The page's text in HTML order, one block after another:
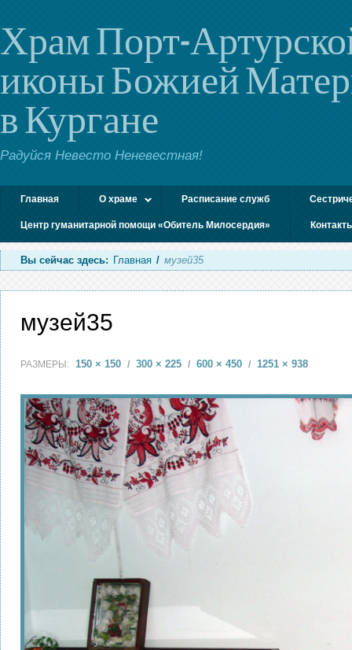
Храм Порт-
иконы Божией
в Кургане
Радуйся Невесто Неневестная!
Главная О храме Расписание служб
Центр гуманитарной помощи «Обитель Милосердия»
Вы сейчас здесь: Главная / музей35
музей35
РАЗМЕРЫ: 150 × 150 / 300 × 225 / 600 × 450 / 1251 × 938